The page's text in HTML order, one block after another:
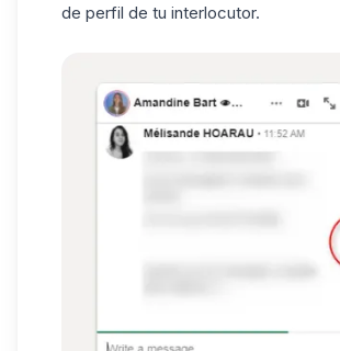
de perfil de tu interlocutor.